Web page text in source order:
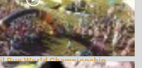
Run World Championship